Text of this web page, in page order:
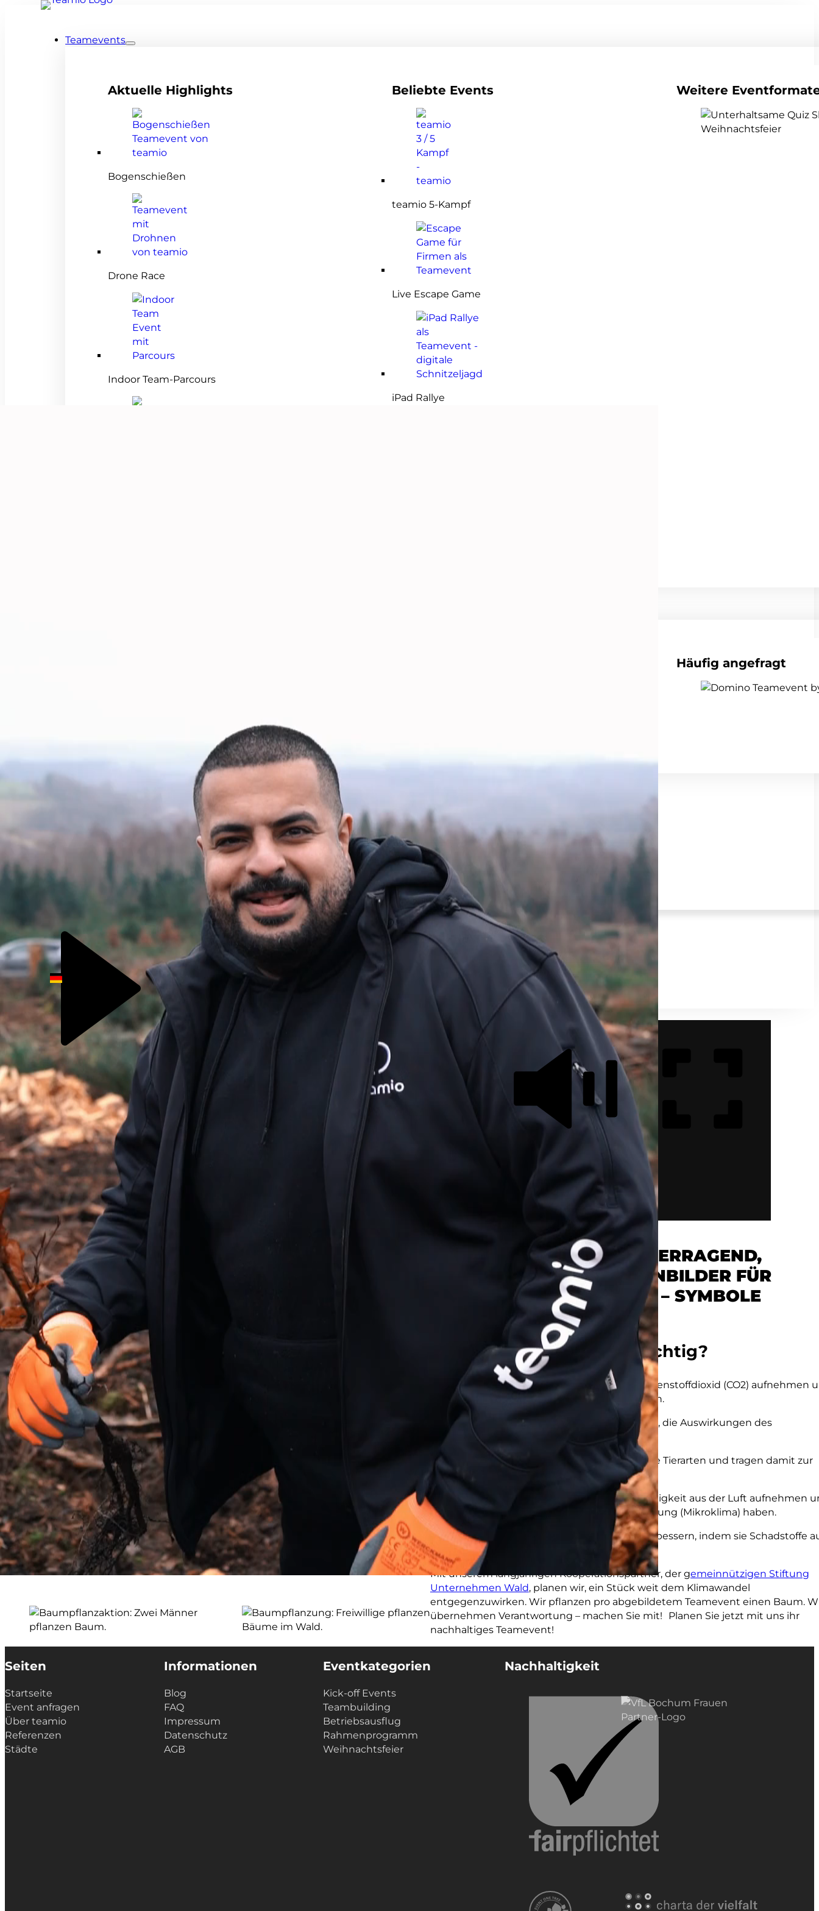
Teamevents
Aktuelle Highlights
Bogenschießen
Drone Race
Indoor Team-Parcours
Beliebte Events
teamio 5-Kampf
Live Escape Game
iPad Rallye
Weitere
Häufig angefragt
Das Team
Nachhaltigkeit
one event - one tree
Karriere
Kontakt
FÜR JEDES TEAMEVENT
PFLANZEN WIR EINEN
BAUM
Wir verpflichten uns für jede durchgeführte Veranstaltung, egal ob Sommerfest,
Teambuilding oder Weihnachtsfeier einen Baum zu pflanzen und dessen
Entwicklung zu begleiten. Das machen wir schon seit 2016 und haben für unsere
Kunden über 2.000 Bäume gepflanzt.
„BÄUME SIND SCHÖN, ÜBERRAGEND,
LANGLEBIG. SIE SIND SINNBILDER FÜR
LEBENDIGES WACHSTUM – SYMBOLE
FÜR DAS LEBEN SELBST.“
Warum sind Bäume so wichtig?
Bäume produzieren Sauerstoff, indem sie Kohlenstoffdioxid (CO2) aufnehmen
durch Photosynthese in Sauerstoff umwandeln.
Bäume speichern CO2 ein und tragen dazu bei, die Auswirkungen des
Klimawandels zu reduzieren.
Bäume sind ein wichtiger Lebensraum für viele Tierarten und tragen damit zur
Erhaltung der Biodiversität bei.
Bäume regulieren das Klima, indem sie Feuchtigkeit aus der Luft aufnehmen
wieder abgeben und lokal eine kühlende Wirkung (Mikroklima) haben.
Bäume tragen dazu bei, die Luftqualität zu verbessern, indem sie Schadstoffe
der Luft filtern.
Mit unserem langjährigen Kooperationspartner, der gemeinnützigen Stiftung
Unternehmen Wald, planen wir, ein Stück weit dem Klimawandel
entgegenzuwirken. Wir pflanzen pro abgebildetem Teamevent einen Baum.
übernehmen Verantwortung – machen Sie mit! Planen Sie jetzt mit uns ihr
nachhaltiges Teamevent!
Seiten
Startseite
Event anfragen
Über teamio
Referenzen
Städte
Informationen
Blog
FAQ
Impressum
Datenschutz
AGB
Eventkategorien
Kick-off Events
Teambuilding
Betriebsausflug
Rahmenprogramm
Weihnachtsfeier
Nachhaltigkeit